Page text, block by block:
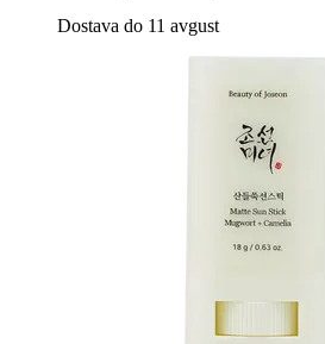
Dostava do 11 avgust